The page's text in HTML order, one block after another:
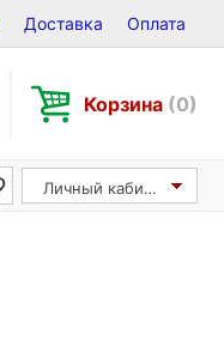
Доставка Оплата
Корзина (0)
Личный кабинет